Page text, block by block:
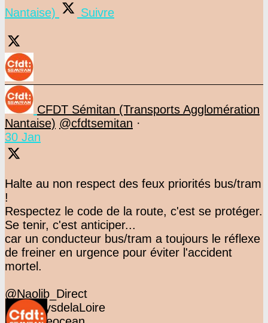
Nantaise)
Suivre
CFDT Sémitan (Transports Agglomération
Nantaise) @cfdtsemitan ·
30 Jan
Halte au non respect des feux priorités bus/tram
!
Respectez le code de la route, c'est se protéger.
Se tenir, c'est anticiper...
car un conducteur bus/tram a toujours le réflexe
de freiner en urgence pour éviter l'accident
mortel.
@Naolib_Direct
@F3PaysdelaLoire